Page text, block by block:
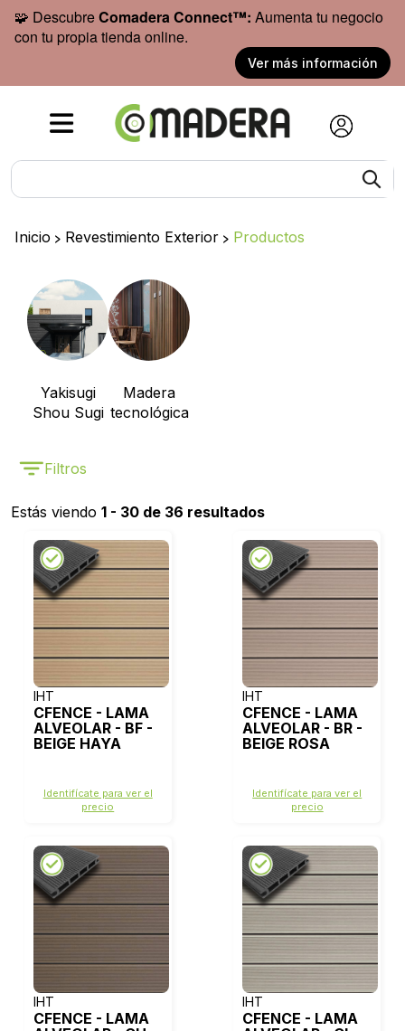
🧩 DescubreComadera Connect™: Aumenta tu negocio
con tu propia tienda online.
Ver más información
Inicio > Revestimiento Exterior > Productos
Yakisugi
Shou Sugi
Madera
tecnológica
Filtros
Estás viendo 1 - 30 de 36 resultados
IHT
CFENCE - LAMA
ALVEOLAR - BF -
BEIGE HAYA
Identifícate para ver el
precio
IHT
CFENCE - LAMA
ALVEOLAR - BR -
BEIGE ROSA
Identifícate para ver el
precio
IHT
CFENCE - LAMA
IHT
CFENCE - LAMA